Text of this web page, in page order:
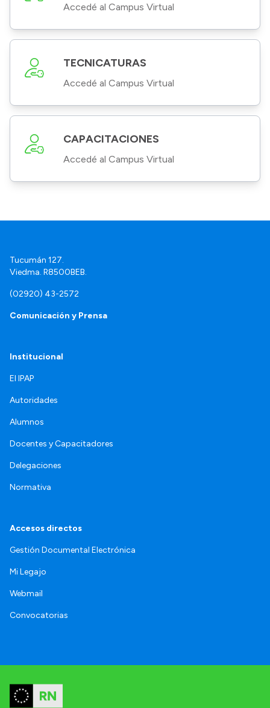
Accedé al Campus Virtual
TECNICATURAS
Accedé al Campus Virtual
CAPACITACIONES
Accedé al Campus Virtual
Tucumán 127.
Viedma. R8500BEB.
(02920) 43-2572
Comunicación y Prensa
Institucional
El IPAP
Autoridades
Alumnos
Docentes y Capacitadores
Delegaciones
Normativa
Accesos directos
Gestión Documental Electrónica
Mi Legajo
Webmail
Convocatorias